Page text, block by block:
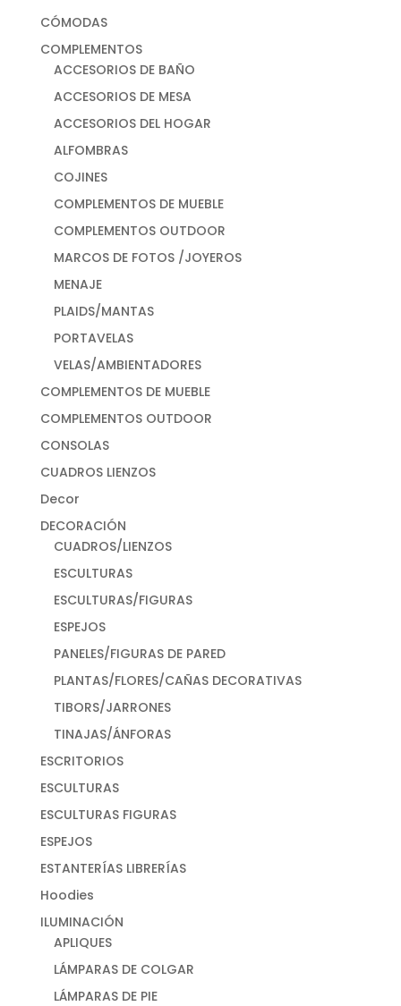
CÓMODAS
COMPLEMENTOS
ACCESORIOS DE BAÑO
ACCESORIOS DE MESA
ACCESORIOS DEL HOGAR
ALFOMBRAS
COJINES
COMPLEMENTOS DE MUEBLE
COMPLEMENTOS OUTDOOR
MARCOS DE FOTOS /JOYEROS
MENAJE
PLAIDS/MANTAS
PORTAVELAS
VELAS/AMBIENTADORES
COMPLEMENTOS DE MUEBLE
COMPLEMENTOS OUTDOOR
CONSOLAS
CUADROS LIENZOS
Decor
DECORACIÓN
CUADROS/LIENZOS
ESCULTURAS
ESCULTURAS/FIGURAS
ESPEJOS
PANELES/FIGURAS DE PARED
PLANTAS/FLORES/CAÑAS DECORATIVAS
TIBORS/JARRONES
TINAJAS/ÁNFORAS
ESCRITORIOS
ESCULTURAS
ESCULTURAS FIGURAS
ESPEJOS
ESTANTERÍAS LIBRERÍAS
Hoodies
ILUMINACIÓN
APLIQUES
LÁMPARAS DE COLGAR
LÁMPARAS DE PIE